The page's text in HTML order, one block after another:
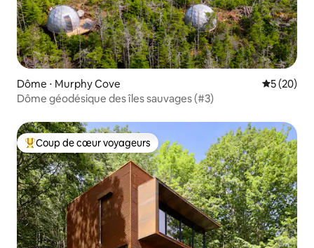
Dôme ⋅ Murphy Cove
5 (20)
Dôme géodésique des îles sauvages (#3)
Coups de cœur voyageurs les plus appréciés
Coup de cœur voyageurs